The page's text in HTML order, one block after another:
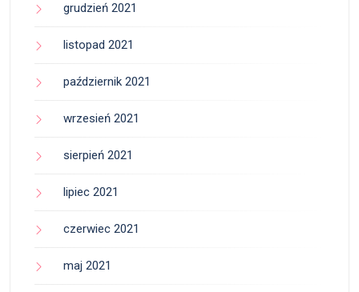
grudzień 2021
listopad 2021
październik 2021
wrzesień 2021
sierpień 2021
lipiec 2021
czerwiec 2021
maj 2021